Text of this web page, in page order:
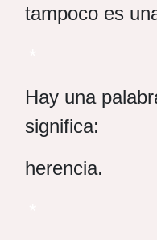
tampoco es
Hay una
significa:
herencia.